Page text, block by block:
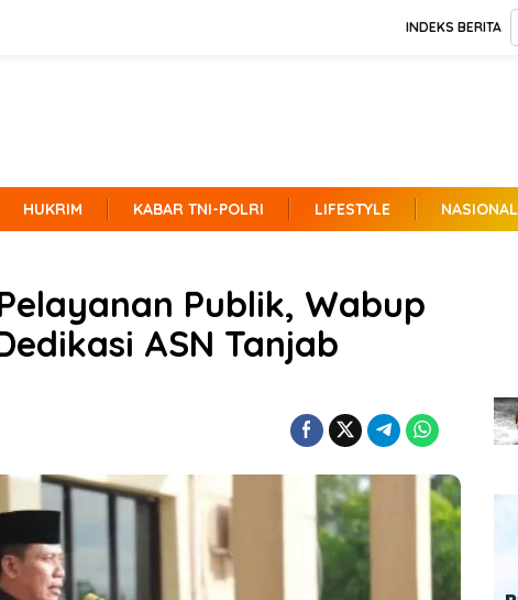
INDEKS BERITA
HUKRIM KABAR TNI-POLRI LIFESTYLE NASIONAL
Publik, Wabup
ASN Tanjab